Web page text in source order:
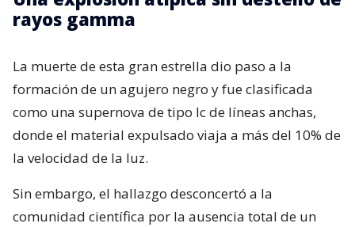
rayos gamma
La muerte de esta gran estrella dio paso a la
formación de un agujero negro y fue clasificada
como una supernova de tipo Ic de líneas anchas,
donde el material expulsado viaja a más del 10% de
la velocidad de la luz.
Sin embargo, el hallazgo desconcertó a la
comunidad científica por la ausencia total de un